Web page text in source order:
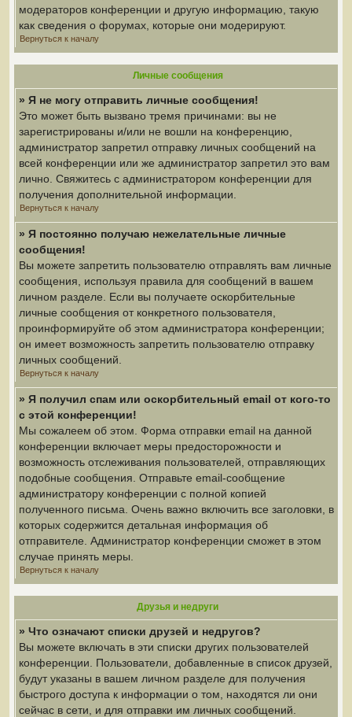
модераторов конференции и другую информацию, такую
как сведения о форумах, которые они модерируют.
Вернуться к началу
Личные сообщения
» Я не могу отправить личные сообщения!
Это может быть вызвано тремя причинами: вы не
зарегистрированы и/или не вошли на конференцию,
администратор запретил отправку личных сообщений на
всей конференции или же администратор запретил это вам
лично. Свяжитесь с администратором конференции для
получения дополнительной информации.
Вернуться к началу
» Я постоянно получаю нежелательные личные
сообщения!
Вы можете запретить пользователю отправлять вам личные
сообщения, используя правила для сообщений в вашем
личном разделе. Если вы получаете оскорбительные
личные сообщения от конкретного пользователя,
проинформируйте об этом администратора конференции;
он имеет возможность запретить пользователю отправку
личных сообщений.
Вернуться к началу
» Я получил спам или оскорбительный email от кого-то
с этой конференции!
Мы сожалеем об этом. Форма отправки email на данной
конференции включает меры предосторожности и
возможность отслеживания пользователей, отправляющих
подобные сообщения. Отправьте email-сообщение
администратору конференции с полной копией
полученного письма. Очень важно включить все заголовки, в
которых содержится детальная информация об
отправителе. Администратор конференции сможет в этом
случае принять меры.
Вернуться к началу
Друзья и недруги
» Что означают списки друзей и недругов?
Вы можете включать в эти списки других пользователей
конференции. Пользователи, добавленные в список друзей,
будут указаны в вашем личном разделе для получения
быстрого доступа к информации о том, находятся ли они
сейчас в сети, и для отправки им личных сообщений.